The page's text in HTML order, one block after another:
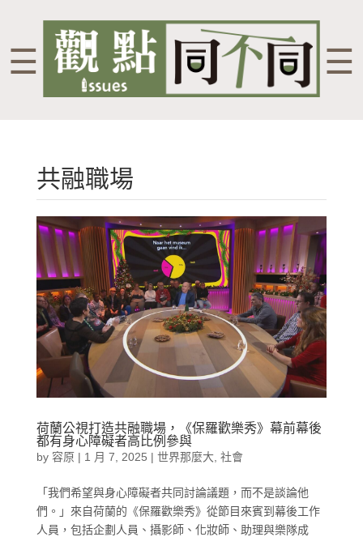
☰ ☰
共融職場
荷蘭公視打造共融職場，《保羅歡樂秀》幕前幕後
都有身心障礙者高比例參與
by 容原| 1 月 7, 2025 | 世界那麼大, 社會
「我們希望與身心障礙者共同討論議題，而不是談論他
們。」來自荷蘭的《保羅歡樂秀》從節目來賓到幕後工作
人員，包括企劃人員、攝影師、化妝師、助理與樂隊成